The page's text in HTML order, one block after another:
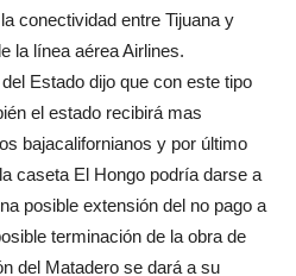
conectividad entre Tijuana y
la línea aérea Airlines.
Estado dijo que con este tipo
el estado recibirá mas
bajacalifornianos y por último
caseta El Hongo podría darse a
posible extensión del no pago a
terminación de la obra de
del Matadero se dará a su